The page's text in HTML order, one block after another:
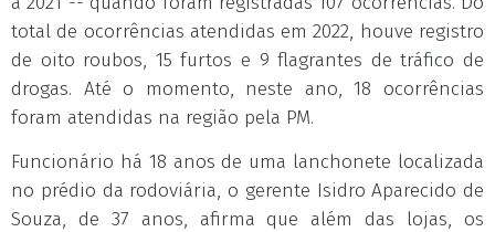
total de ocorrências atendidas em 2022, houve registro
de oito roubos, 15 furtos e 9 flagrantes de tráfico de
drogas. Até o momento, neste ano, 18 ocorrências
foram atendidas na região pela PM.
Funcionário há 18 anos de uma lanchonete localizada
no prédio da rodoviária, o gerente Isidro Aparecido de
Souza, de 37 anos, afirma que além das lojas, os